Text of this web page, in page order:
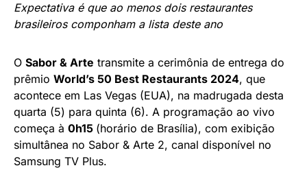
Expectativa é que ao menos dois restaurantes
brasileiros componham a lista deste ano
O Sabor & Arte transmite a cerimônia de entrega do
prêmio World’s 50 Best Restaurants 2024, que
acontece em Las Vegas (EUA), na madrugada desta
quarta (5) para quinta (6). A programação ao vivo
começa à 0h15 (horário de Brasília), com exibição
simultânea no Sabor & Arte 2, canal disponível no
Samsung TV Plus.